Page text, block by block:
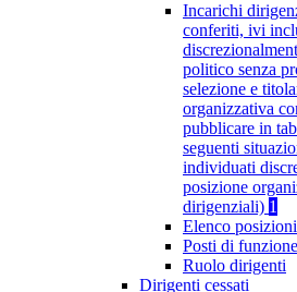
Incarichi
conferiti, ivi
politico senza
selezione e
organizzativa
pubblicare in
seguenti
individuati
posizione
dirigenziali) 1
Elenco
Posti di
Ruolo dirigenti
Dirigenti cessati